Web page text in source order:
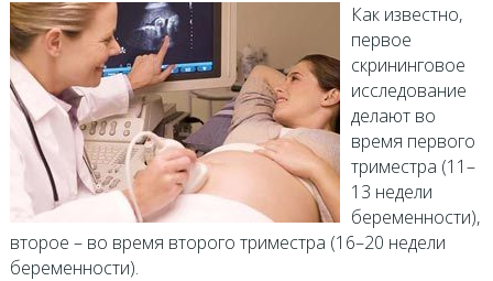
Как известно,
первое
скрининговое
исследование
делают во
время первого
триместра (11–
13 недели
беременности),
второе – во время второго триместра (16–20 недели
беременности).